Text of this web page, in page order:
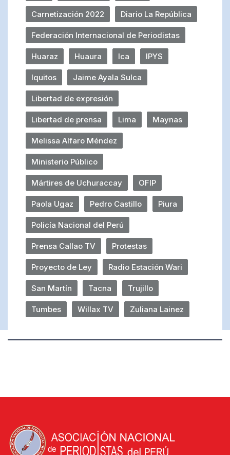
Carnetización 2022 Diario La República
Federación Internacional de Periodistas
Huaraz Huaura Ica IPYS
Iquitos Jaime Ayala Sulca
Libertad de expresión
Libertad de prensa Lima Maynas
Melissa Alfaro Méndez
Ministerio Público
Mártires de Uchuraccay OFIP
Paola Ugaz Pedro Castillo Piura
Policía Nacional del Perú
Prensa Callao TV Protestas
Proyecto de Ley Radio Estación Wari
San Martín Tacna Trujillo
Tumbes Willax TV Zuliana Lainez